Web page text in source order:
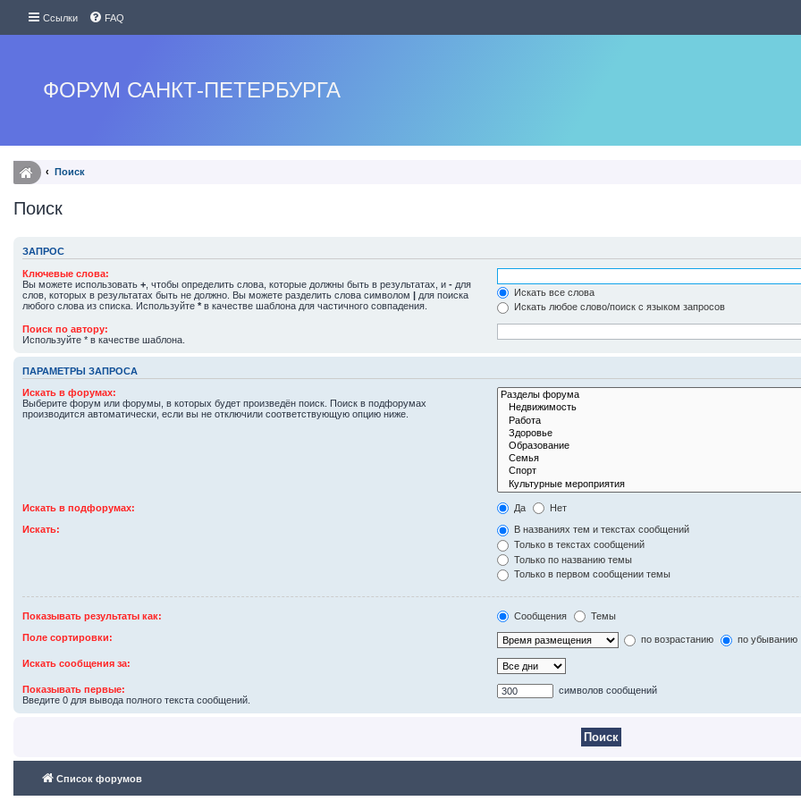
Ссылки FAQ
ФОРУМ САНКТ-ПЕТЕРБУРГА
Поиск
Поиск
ЗАПРОС
Ключевые слова:
Вы можете использовать + , чтобы определить слова, которые должны быть в результатах, и - для
слов, которых в результатах быть не должно. Вы можете разделить слова символом | для поиска
любого слова из списка. Используйте * в качестве шаблона для частичного совпадения.
Искать все слова
Искать любое слово/поиск с языком запросов
Поиск по автору:
Используйте * в качестве шаблона.
ПАРАМЕТРЫ ЗАПРОСА
Искать в форумах:
Выберите форум или форумы, в которых будет произведён поиск. Поиск в подфорумах
производится автоматически, если вы не отключили соответствующую опцию ниже.
Искать в подфорумах: Да Нет
Искать:
В названиях тем и текстах сообщений
Только в текстах сообщений
Только по названию темы
Только в первом сообщении темы
Показывать результаты как: Сообщения Темы
Поле сортировки: по возрастанию по убыванию
Искать сообщения за:
Показывать первые:
Введите 0 для вывода полного текста сообщений.
символов сообщений
Список форумов